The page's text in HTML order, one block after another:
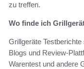
zu treffen.
Wo finde ich
Grillgeräte
Blogs und Review-
Warentest und andere